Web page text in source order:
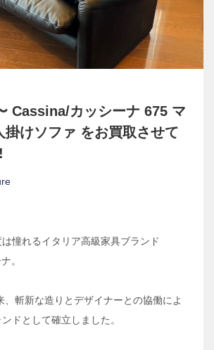
Cassina/カッシーナ 675 マ
掛けソファ をお買取させて
憧れるイタリア高級家具ブランド
。
、斬新な造りとデザイナーとの協働によ
ドとして確立しました。